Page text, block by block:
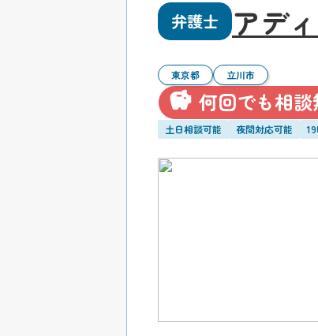
弁護士 アデ
東京都 立川市
何回でも相
土日相談可能 夜間対応可能